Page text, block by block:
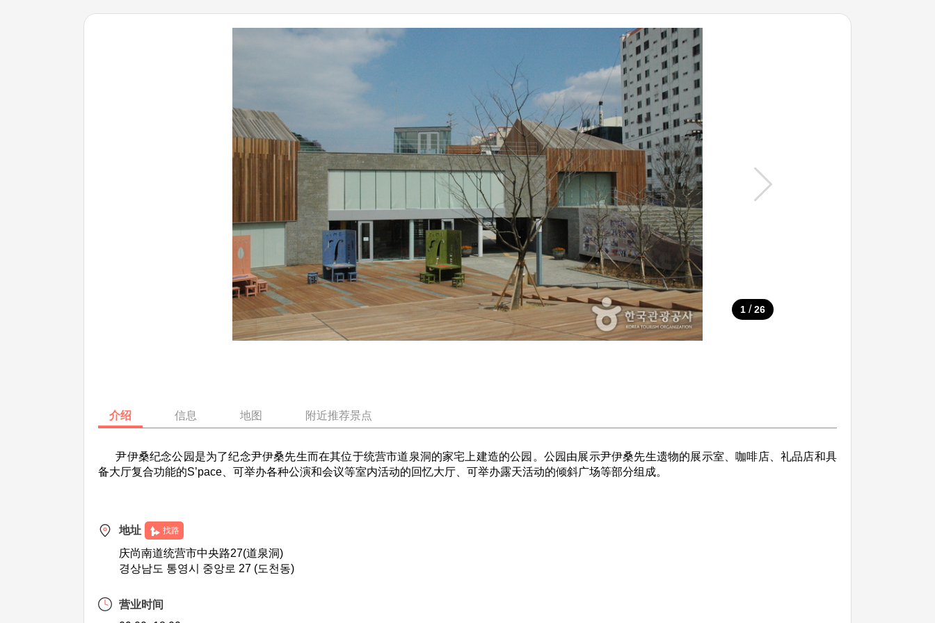
1 / 26
介绍 信息 地图 附近推荐景点
尹伊桑纪念公园是为了纪念尹伊桑先生而在其位于统营市道泉洞的家宅上建造的公园。公园由展示尹伊桑先生遗物的展示室、咖啡店、礼品店和具
备大厅复合功能的S’pace、可举办各种公演和会议等室内活动的回忆大厅、可举办露天活动的倾斜广场等部分组成。
地址 找路
庆尚南道统营市中央路27(道泉洞)
경상남도 통영시 중앙로 27 (도천동)
营业时间